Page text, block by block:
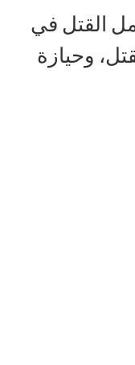
القتل في
وحيازة